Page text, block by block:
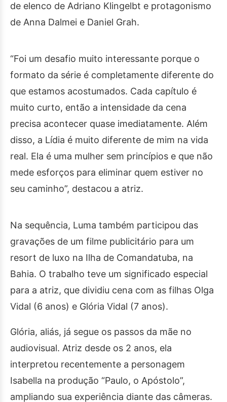
de elenco de Adriano Klingelbt e protagonismo
de Anna Dalmei e Daniel Grah.
“Foi um desafio muito interessante porque o
formato da série é completamente diferente do
que estamos acostumados. Cada capítulo é
muito curto, então a intensidade da cena
precisa acontecer quase imediatamente. Além
disso, a Lídia é muito diferente de mim na vida
real. Ela é uma mulher sem princípios e que não
mede esforços para eliminar quem estiver no
seu caminho”, destacou a atriz.
Na sequência, Luma também participou das
gravações de um filme publicitário para um
resort de luxo na Ilha de Comandatuba, na
Bahia. O trabalho teve um significado especial
para a atriz, que dividiu cena com as filhas Olga
Vidal (6 anos) e Glória Vidal (7 anos).
Glória, aliás, já segue os passos da mãe no
audiovisual. Atriz desde os 2 anos, ela
interpretou recentemente a personagem
Isabella na produção “Paulo, o Apóstolo”,
ampliando sua experiência diante das câmeras.